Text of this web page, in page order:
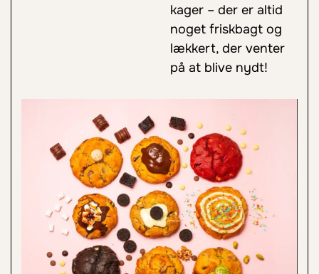
kager – der er altid
noget friskbagt og
lækkert, der venter
på at blive nydt!